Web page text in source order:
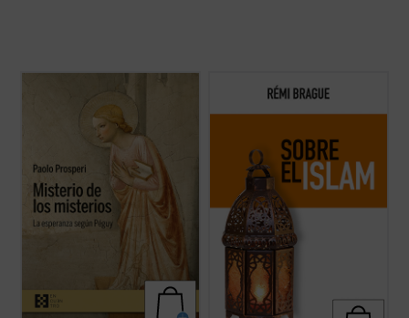
objetivo más circunscrito, pero no menos
difícil: intentar comprender las razones que
llevan al autor de este ...(ver ficha)
El Islam es objeto de interminables
controversias y mucha confusión. Pero,
civilización? Rémi Brague vuelve sobre
estas cuestiones ...
(ver ficha)